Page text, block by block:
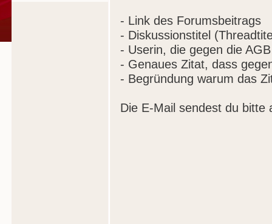
- Link des Forumsbeitrags
- Diskussionstitel
- Userin, die gegen die
- Genaues Zitat, dass
- Begründung warum das
Die E-Mail sendest du bitte